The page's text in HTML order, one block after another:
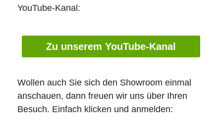
YouTube-Kanal:
Zu unserem YouTube-Kanal
Wollen auch Sie sich den Showroom einmal
anschauen, dann freuen wir uns über Ihren
Besuch. Einfach klicken und anmelden: